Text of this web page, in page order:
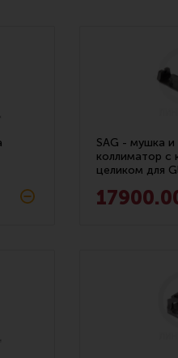
SAG - мушка
коллиматор с
целиком для